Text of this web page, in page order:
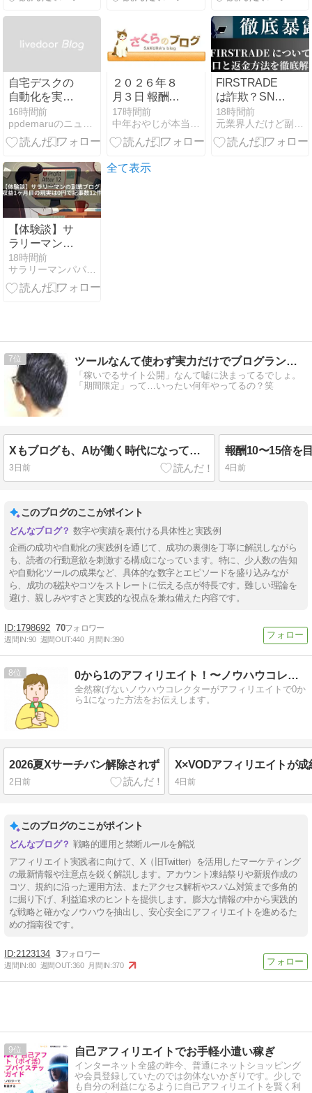
自宅デスクの
自動化を実現
するSwitchBot
プラグミニの
実力
16時間前
２０２６年８
月３日 報酬金
額発表！
17時間前
FIRSTRADE
は詐欺？SNS
で話題の投資
案件の闇を元
業者が暴露！
18時間前
【体験談】サ
ラリーマンの
副業ブログ｜
収益1ヶ月目
の現実は0円
18時間前
サラリーマンパパのブログ
全て表示
7 ツールなんて使わず実力だけでブログランキング上位維持してます
「稼いでるサイト公開」なんて嘘に決まってるでしょ。
「期間限定」って…いったい何年やってるの？笑
Xもブログも、AIが働く時代になってきました。
3日前 4日前
このブログのここがポイント
数字や実績を裏付ける具体性と実践例
企画の成功や自動化の実践例を通じて、成功の裏側を丁寧に解説しながら
も、読者の行動意欲を刺激する構成になっています。特に、少人数の告知
や自動化ツールの成果など、具体的な数字とエピソードを盛り込みなが
ら、成功の秘訣やコツをストレートに伝える点が特長です。難しい理論を
避け、親しみやすさと実践的な視点を兼ね備えた内容です。
1798692 70
週間IN:90 週間OUT:440 月間IN:390
8 0から1のアフィリエイト！〜ノウハウコレクター脱出〜
全然稼げないノウハウコレクターがアフィリエイトで0か
ら1になった方法をお伝えします。
2026夏Xサーチバン解除されず
2日前 4日前
このブログのここがポイント
戦略的運用と禁断ルールを解説
アフィリエイト実践者に向けて、X（旧Twitter）を活用したマーケティング
の最新情報や注意点を鋭く解説します。アカウント凍結祭りや新規作成の
コツ、規約に沿った運用方法、またアクセス解析やスパム対策まで多角的
に掘り下げ、利益追求のヒントを提供します。膨大な情報の中から実践的
な戦略と確かなノウハウを抽出し、安心安全にアフィリエイトを進めるた
めの指南役です。
2123134 3
週間IN:80 週間OUT:360 月間IN:370
9 自己アフィリエイトでお手軽小遣い稼ぎ
インターネット全盛の昨今、普通にネットショッピング
や会員登録していたのでは勿体ないかぎりです。少しで
も自分の利益になるように自己アフィリエイトを賢く利